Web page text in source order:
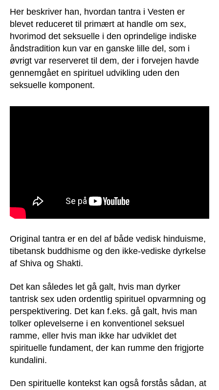
Her beskriver han, hvordan tantra i Vesten er
blevet reduceret til primært at handle om sex,
hvorimod det seksuelle i den oprindelige indiske
åndstradition kun var en ganske lille del, som i
øvrigt var reserveret til dem, der i forvejen havde
gennemgået en spirituel udvikling uden den
seksuelle komponent.
Original tantra er en del af både vedisk hinduisme,
tibetansk buddhisme og den ikke-vediske dyrkelse
af Shiva og Shakti.
Det kan således let gå galt, hvis man dyrker
tantrisk sex uden ordentlig spirituel opvarmning og
perspektivering. Det kan f.eks. gå galt, hvis man
tolker oplevelserne i en konventionel seksuel
ramme, eller hvis man ikke har udviklet det
spirituelle fundament, der kan rumme den frigjorte
kundalini.
Den spirituelle kontekst kan også forstås sådan, at